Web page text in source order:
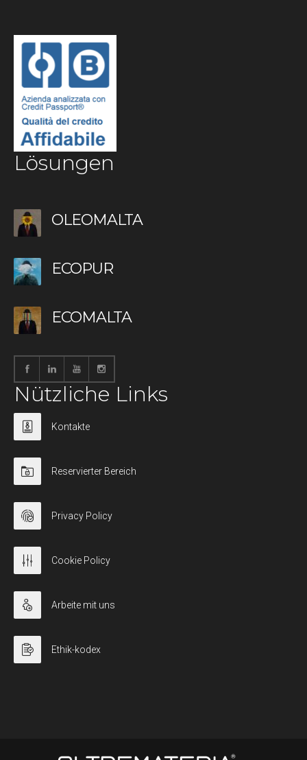
Lösungen
OLEOMALTA
ECOPUR
ECOMALTA
Nützliche Links
Kontakte
Reservierter Bereich
Privacy Policy
Cookie Policy
Arbeite mit uns
Ethik-kodex